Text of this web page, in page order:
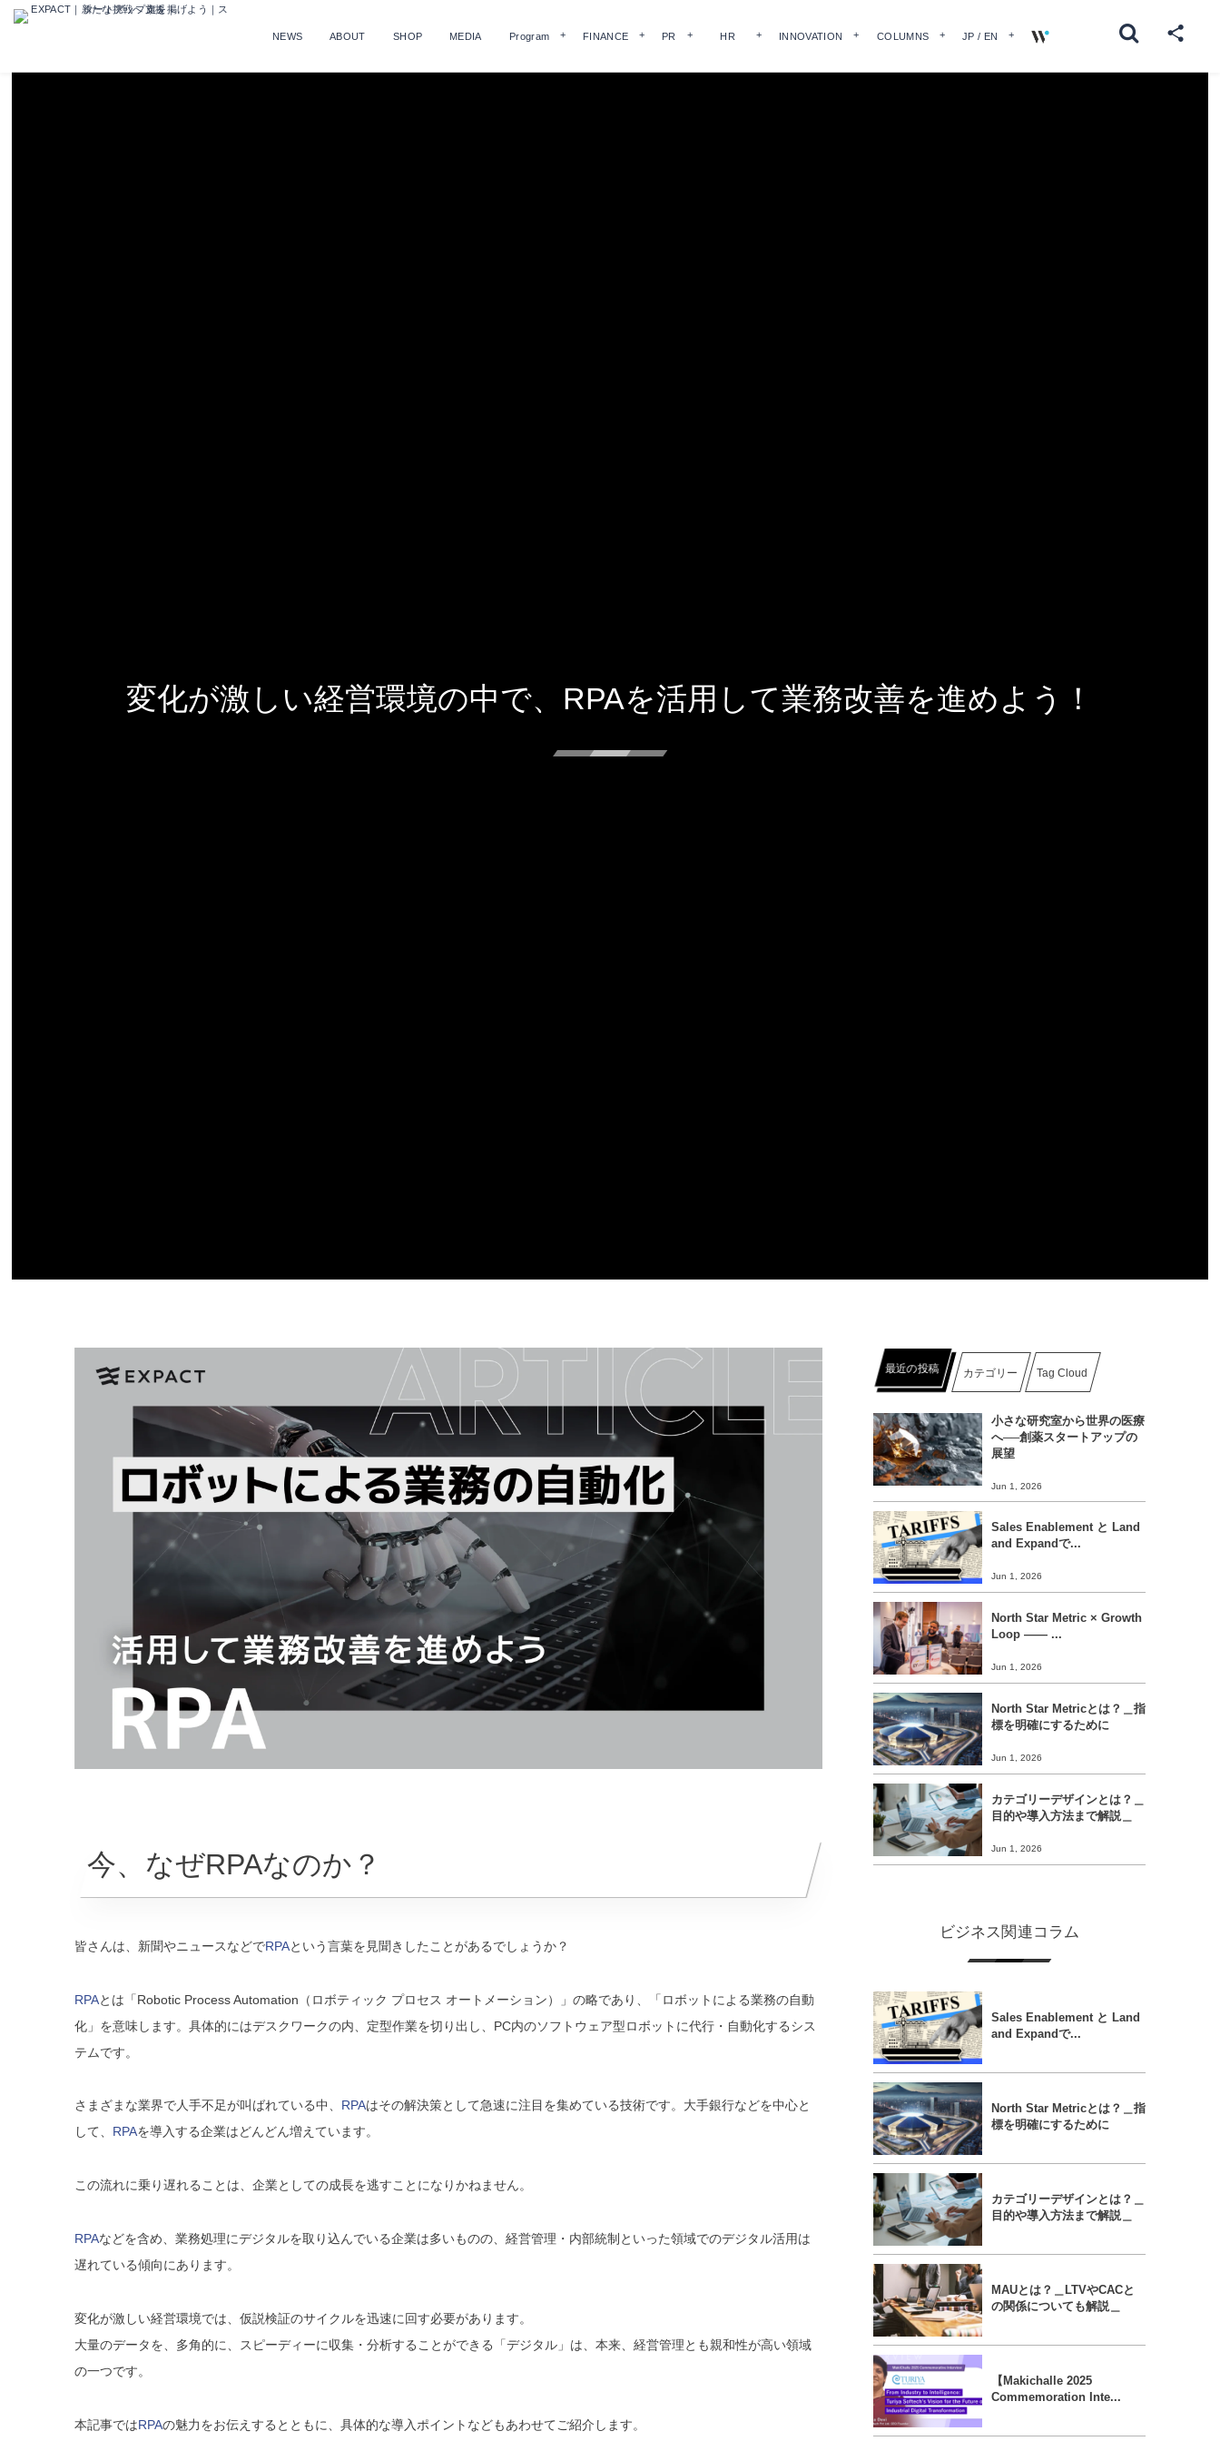
NEWS ABOUT SHOP MEDIA Program FINANCE PR HR INNOVATION COLUMNS JP / EN
変化が激しい経営環境の中で、RPAを活用して業務改善を進めよう！
今、なぜRPAなのか？
皆さんは、新聞やニュースなどでRPAという言葉を見聞きしたことがあるでしょうか？
RPAとは「Robotic Process Automation（ロボティック プロセス オートメーション）」の略であり、「ロボットによる業務の自動
化」を意味します。具体的にはデスクワークの内、定型作業を切り出し、PC内のソフトウェア型ロボットに代行・自動化するシス
テムです。
さまざまな業界で人手不足が叫ばれている中、 RPAはその解決策として急速に注目を集めている技術です。大手銀行などを中心と
して、 RPAを導入する企業はどんどん増えています。
この流れに乗り遅れることは、企業としての成長を逃すことになりかねません。
RPAなどを含め、業務処理にデジタルを取り込んでいる企業は多いものの、経営管理・内部統制といった領域でのデジタル活用は
遅れている傾向にあります。
変化が激しい経営環境では、仮説検証のサイクルを迅速に回す必要があります。
大量のデータを、多角的に、スピーディーに収集・分析することができる「デジタル」は、本来、経営管理とも親和性が高い領域
の一つです。
本記事ではRPAの魅力をお伝えするとともに、具体的な導入ポイントなどもあわせてご紹介します。
最近の投稿 カテゴリー Tag Cloud
小さな研究室から世界の医療
へ──創薬スタートアップの
展望
Jun 1, 2026
Sales Enablement と Land
and Expandで...
Jun 1, 2026
North Star Metric × Growth
Loop ―― ...
Jun 1, 2026
North Star Metricとは？＿指
標を明確にするために
Jun 1, 2026
カテゴリーデザインとは？＿
目的や導入方法まで解説＿
Jun 1, 2026
ビジネス関連コラム
Sales Enablement と Land
and Expandで...
North Star Metricとは？＿指
標を明確にするために
カテゴリーデザインとは？＿
目的や導入方法まで解説＿
MAUとは？＿LTVやCACと
の関係についても解説＿
【Makichalle 2025
Commemoration Inte...